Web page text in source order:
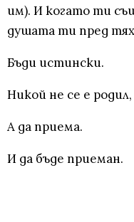
им). И когато ти
душата ти пред
Бъди истински.
Никой не се е родил,
А да приема.
И да бъде приеман.